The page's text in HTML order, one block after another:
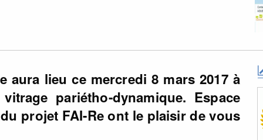
aura lieu ce mercredi 8 mars 2017 à
pariétho-dynamique. Espace
projet FAI-Re ont le plaisir de vous